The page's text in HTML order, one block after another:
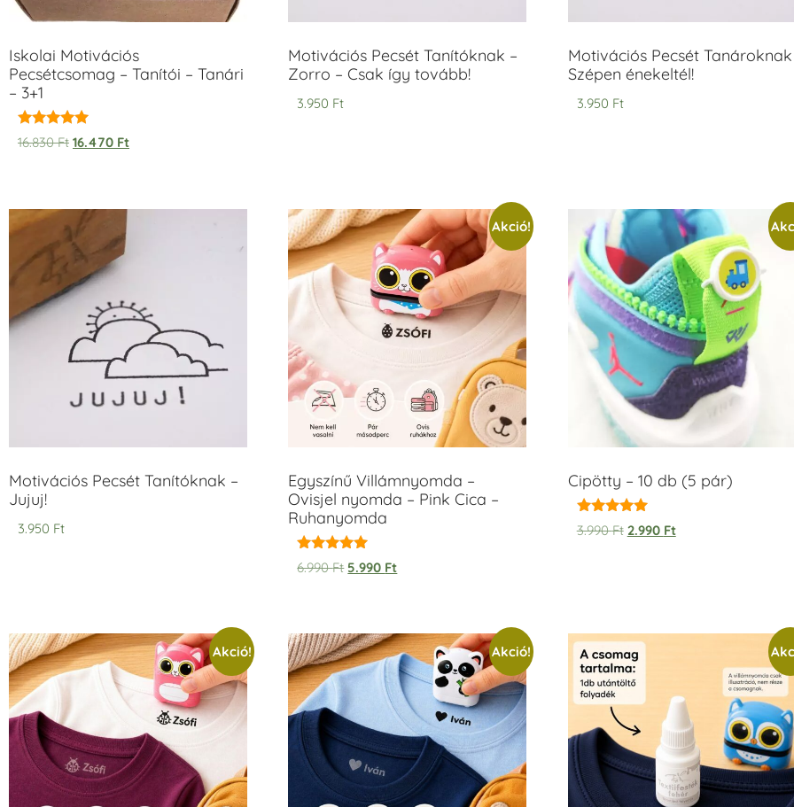
Iskolai Motivációs
Pecsétcsomag – Tanítói – Tanári
– 3+1
Értékelés:
5.00
16.830Ft 16.470 Ft
Motivációs Pecsét Tanítóknak –
Zorro – Csak így tovább!
3.950 Ft
Motivációs Pecsét
Szépen énekeltél!
3.950 Ft
Motivációs Pecsét Tanítóknak –
Jujuj!
3.950 Ft
Akció!
Egyszínű Villámnyomda –
Ovisjel nyomda – Pink Cica –
Ruhanyomda
Értékelés:
5.00
6.990Ft 5.990 Ft
Cipötty – 10 db (5 pár)
Értékelés:
5.00
3.990Ft 2.990 Ft
Akció! Akció!